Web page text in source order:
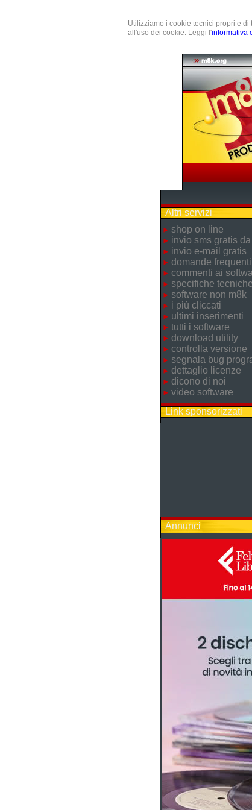
Utilizziamo i cookie tecnici propri e
all'uso dei cookie. Leggi l'informativa
Altri servizi
shop on line
invio sms gratis
invio e-mail gratis
domande
commenti ai
specifiche tecniche
software non m8k
i più cliccati
ultimi inserimenti
tutti i software
download utility
controlla versione
segnala bug
dettaglio licenze
dicono di noi
video software
Link sponsorizzati
Annunci